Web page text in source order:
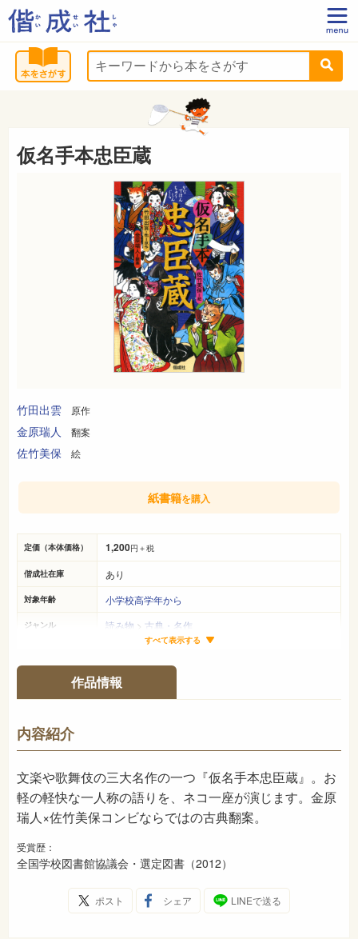
仮名手本忠臣蔵
竹田出雲 原作
金原瑞人 翻案
佐竹美保 絵
定価（本体価格） 1,200円＋税
偕成社在庫 あり
対象年齢 小学校高学年から
ジャンル 読み物 > 古典・名作
198ページ
ISBN 978-4-03-744950-6
NDC
発売日 2012年11月
すべて表示する
紙書籍を購入
作品情報
内容紹介
文楽や歌舞伎の三大名作の一つ『仮名手本忠臣蔵』。お
軽の軽快な一人称の語りを、ネコ一座が演じます。金原
瑞人×佐竹美保コンビならではの古典翻案。
受賞歴：
全国学校図書館協議会・選定図書（2012）
ポスト シェア LINEで送る